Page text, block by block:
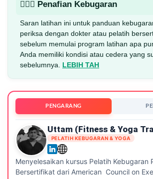
🏋🏻‍♂️ Penafian Kebugaran
Saran latihan ini untuk panduan
periksa dengan dokter atau pelatih
sebelum memulai program latihan apa
Anda memiliki kondisi atau cedera yang
sebelumnya. LEBIH TAH
PENGARANG
Uttam (Fitness & Yoga
PELATIH KEBUGARAN & YOGA
Menyelesaikan kursus Pelatih Kebugaran
Bersertifikat dari American Council on